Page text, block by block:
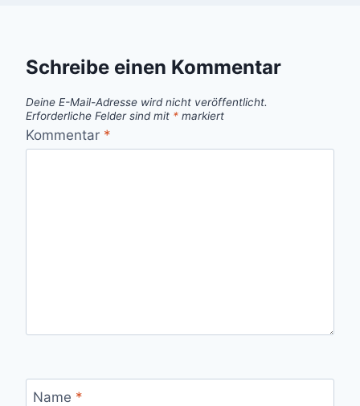
Schreibe einen Kommentar
Deine E-Mail-Adresse wird nicht veröffentlicht.
Erforderliche Felder sind mit * markiert
Kommentar *
Name *